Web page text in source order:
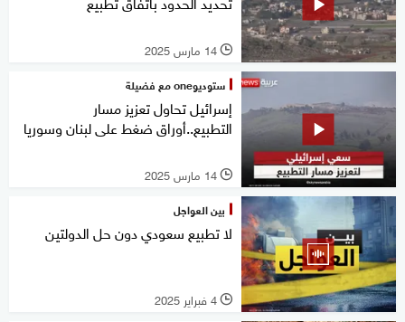
l 14 مارس 2025
ستوديوone مع فضيلة
إسرائيل تحاول تعزيز مسار
التطبيع..أوراق ضغط على لبنان وسوريا
l 14 مارس 2025
بين العواجل
لا تطبيع سعودي دون حل الدولتين
l 4 فبراير 2025